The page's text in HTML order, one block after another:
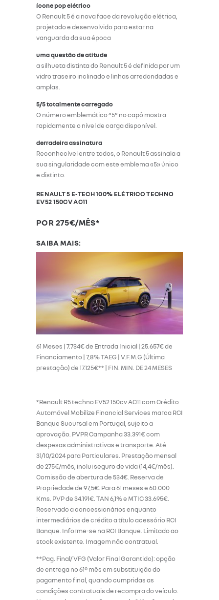
ícone pop elétrico
O Renault 5 é a nova face da revolução elétrica,
projetado e desenvolvido para estar na
vanguarda da sua época
uma questão de atitude
a silhueta distinta do Renault 5 é definida por um
vidro traseiro inclinado e linhas arredondadas e
amplas.
5/5 totalmente carregado
O número emblemático “5” no capô mostra
rapidamente o nível de carga disponível.
derradeira assinatura
Reconhecível entre todos, o Renault 5 assinala a
sua singularidade com este emblema «5» único
e distinto.
RENAULT 5 E-TECH 100% ELÉTRICO TECHNO
EV52 150CV AC11
POR 275€/MÊS*
SAIBA MAIS:
61 Meses | 7.734€ de Entrada Inicial | 25.657€ de
Financiamento | 7,8% TAEG | V.F.M.G (Última
prestação) de 17.125€** | FIN. MIN. DE 24 MESES
*Renault R5 techno EV52 150cv AC11 com Crédito
Automóvel Mobilize Financial Services marca RCI
Banque Sucursal em Portugal, sujeito a
aprovação. PVPR Campanha 33.391€ com
despesas administrativas e transporte. Até
31/10/2024 para Particulares. Prestação mensal
de 275€/mês, inclui seguro de vida (14,4€/mês).
Comissão de abertura de 534€. Reserva de
Propriedade de 97,5€. Para 61 meses e 60.000
Kms. PVP de 34.191€. TAN 6,1% e MTIC 33.695€.
Reservado a concessionários enquanto
intermediários de crédito a título acessório RCI
Banque. Informe-se na RCI Banque. Limitado ao
stock existente. Imagem não contratual.
**Pag. Final/ VFG (Valor Final Garantido): opção
de entrega no 61º mês em substituição do
pagamento final, quando cumpridas as
condições contratuais de recompra do veículo.